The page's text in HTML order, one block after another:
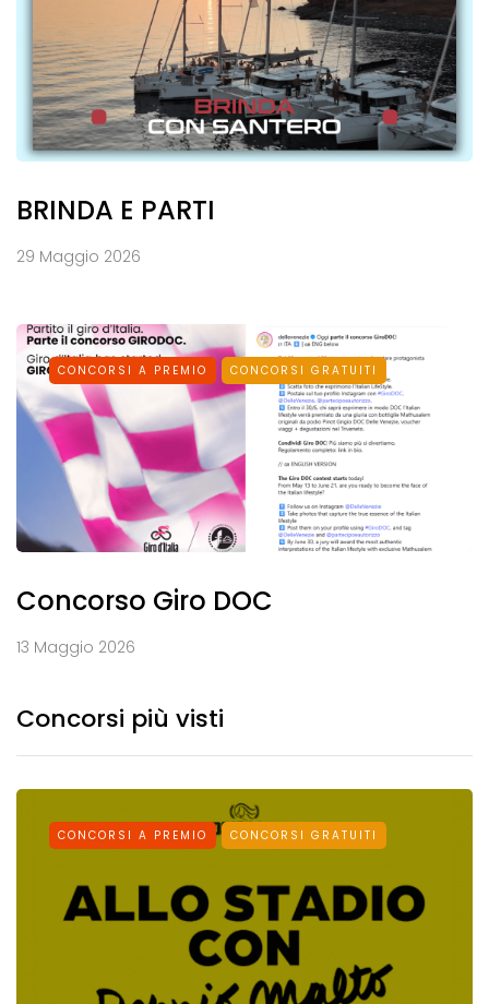
BRINDA E PARTI
29 Maggio 2026
CONCORSI A PREMIO CONCORSI GRATUITI
Concorso Giro DOC
13 Maggio 2026
Concorsi più visti
CONCORSI A PREMIO CONCORSI GRATUITI